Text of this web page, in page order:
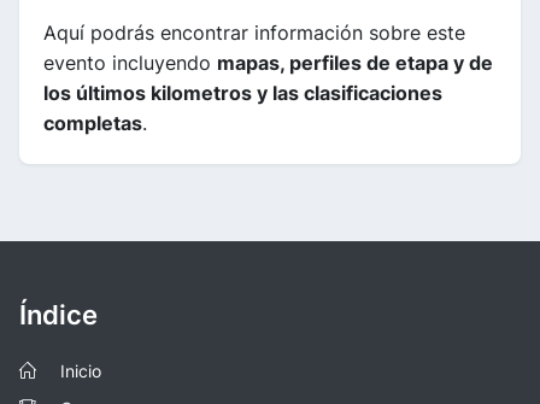
Aquí podrás encontrar información sobre este
evento incluyendo mapas, perfiles de etapa y de
los últimos kilometros y las clasificaciones
completas.
Índice
Inicio